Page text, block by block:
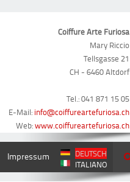
Coiffure Arte Furiosa
Mary Riccio
Tellsgasse 21
CH - 6460 Altdorf
Tel.: 041 871 15 05
E-Mail: info@coiffureartefuriosa.ch
Web:www.coiffureartefuriosa.ch
Impressum
DEUTSCH
ITALIANO